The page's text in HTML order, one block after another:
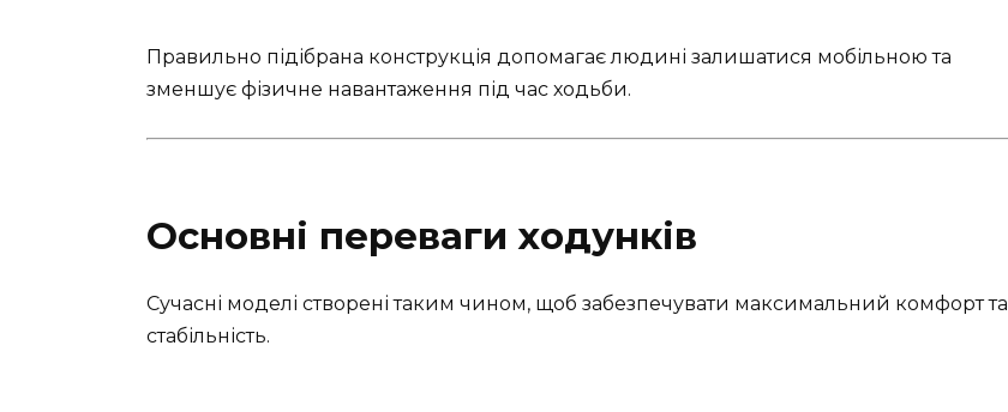
Правильно підібрана конструкція допомагає людині залишатися мобільною та
зменшує фізичне навантаження під час ходьби.
Основні переваги ходунків
Сучасні моделі створені таким чином, щоб забезпечувати максимальний комфорт та
стабільність.